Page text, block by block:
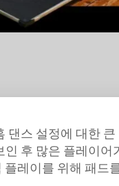
댄스 설정에 대한
후 많은 플레이어
레이를 위해 패드